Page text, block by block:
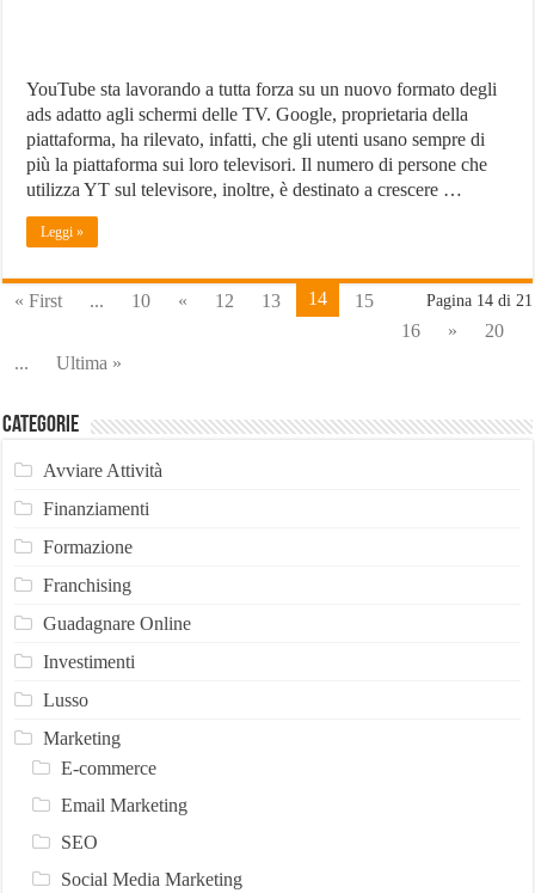
YouTube sta lavorando a tutta forza su un nuovo formato degli
ads adatto agli schermi delle TV. Google, proprietaria della
piattaforma, ha rilevato, infatti, che gli utenti usano sempre di
più la piattaforma sui loro televisori. Il numero di persone che
utilizza YT sul televisore, inoltre, è destinato a crescere …
Leggi »
Pagina 14 di 21
« First ... 10 « 12 13 14
15
16
»
20
...
Ultima »
Categorie
Avviare Attività
Finanziamenti
Formazione
Franchising
Guadagnare Online
Investimenti
Lusso
Marketing
E-commerce
Email Marketing
SEO
Social Media Marketing